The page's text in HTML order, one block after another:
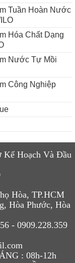
Tuần Hoàn Nước
Hóa Chất Dạng
Nước Tự Mồi
Công Nghiệp
Kế Hoạch Và Đầu
Hòa, TP.HCM
Hòa Phước, Hòa
- 0909.228.359
: 08h-12h